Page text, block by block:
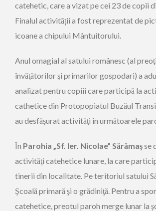
catehetic, care a vizat pe cei 23 de copii
Finalul activității a fost reprezentat de
icoane a chipului Mântuitorului.
Anul omagial al satului românesc (al
învăţătorilor şi primarilor gospodari) a
analizat pentru copiii care participă la
cathetice din Protopopiatul Buzăul
au desfăşurat activităţi în următoarele
În Parohia „Sf. Ier. Nicolae” Sărămaşse
activităţi catehetice lunare, la care
tinerii din localitate. Pe teritoriul satului
Şcoală primară şi o grădiniţă. Pentru a
catehetice, preotul paroh merge lunar la